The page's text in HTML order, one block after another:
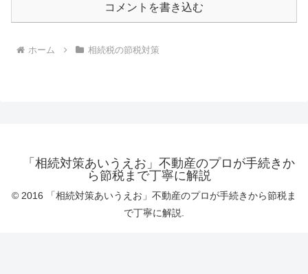
コメントを書き込む
ホーム 相続税の節税対策
「相続対策あいうえお」不動産のプロが手続きか
ら節税まで丁寧に解説
© 2016 「相続対策あいうえお」不動産のプロが手続きから節税ま
で丁寧に解説.